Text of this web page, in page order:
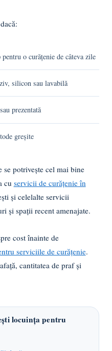
o curățenie de câteva zile
silicon sau lavabilă
prezentată
greșite
se potrivește cel mai bine
cu servicii de curățenie în
și celelalte servicii
și spații recent amenajate.
cost înainte de
serviciile de curățenie.
cantitatea de praf și
locuința pentru